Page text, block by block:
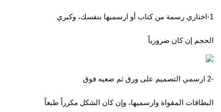
1-اختاري رسمة من كتاب أو ارسميها بنفسك، وكبري
الحجم إن كان ضرورياً
-2 ارسمي التصميم على ورق ثم ضعيه فوق
البطاقات المقواة وارسميها، وإن كان الشكل مكرراً طبعاً